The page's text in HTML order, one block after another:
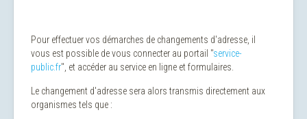
Pour effectuer vos démarches de changements d'adresse, il
vous est possible de vous connecter au portail "service-
public.fr", et accéder au service en ligne et formulaires.
Le changement d'adresse sera alors transmis directement aux
organismes tels que :